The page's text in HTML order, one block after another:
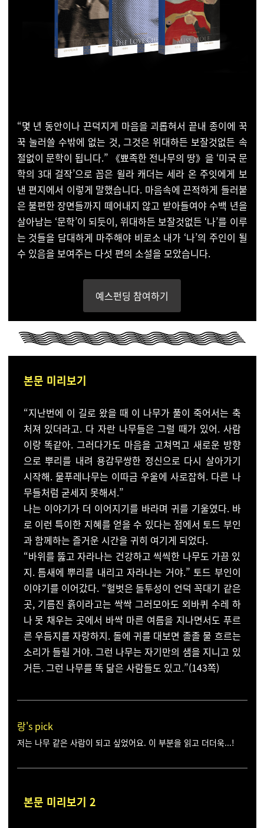
“몇 년 동안이나 끈덕지게 마음을 괴롭혀서 끝내 종이에 꾹
꾹 눌러쓸 수밖에 없는 것, 그것은 위대하든 보잘것없든 속
절없이 문학이 됩니다.” 《뾰족한 전나무의 땅》을 ‘미국 문
학의 3대 걸작’으로 꼽은 윌라 캐더는 세라 온 주잇에게 보
낸 편지에서 이렇게 말했습니다. 마음속에 끈적하게 들러붙
은 불편한 장면들까지 떼어내지 않고 받아들여야 수백 년을
살아남는 ‘문학’이 되듯이, 위대하든 보잘것없든 ‘나’를 이루
는 것들을 담대하게 마주해야 비로소 내가 ‘나’의 주인이 될
수 있음을 보여주는 다섯 편의 소설을 모았습니다.
예스펀딩 참여하기
본문 미리보기
“지난번에 이 길로 왔을 때 이 나무가 풀이 죽어서는 축
처져 있더라고. 다 자란 나무들은 그럴 때가 있어. 사람
이랑 똑같아. 그러다가도 마음을 고쳐먹고 새로운 방향
으로 뿌리를 내려 용감무쌍한 정신으로 다시 살아가기
시작해. 물푸레나무는 이따금 우울에 사로잡혀. 다른 나
무들처럼 굳세지 못해서.”
나는 이야기가 더 이어지기를 바라며 귀를 기울였다. 바
로 이런 특이한 지혜를 얻을 수 있다는 점에서 토드 부인
과 함께하는 즐거운 시간을 귀히 여기게 되었다.
“바위를 뚫고 자라나는 건강하고 씩씩한 나무도 가끔 있
지. 틈새에 뿌리를 내리고 자라나는 거야.” 토드 부인이
이야기를 이어갔다. “헐벗은 돌투성이 언덕 꼭대기 같은
곳, 기름진 흙이라고는 싹싹 그러모아도 외바퀴 수레 하
나 못 채우는 곳에서 바싹 마른 여름을 지나면서도 푸르
른 우듬지를 자랑하지. 돌에 귀를 대보면 졸졸 물 흐르는
소리가 들릴 거야. 그런 나무는 자기만의 샘을 지니고 있
거든. 그런 나무를 똑 닮은 사람들도 있고.”(143쪽)
랑's pick
저는 나무 같은 사람이 되고 싶었어요. 이 부분을 읽고 더더욱...!
본문 미리보기 2